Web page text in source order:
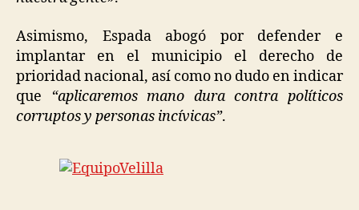
Asimismo, Espada abogó por defender e
implantar en el municipio el derecho de
prioridad nacional, así como no dudo en indicar
que
“aplicaremos mano dura contra políticos
corruptos y personas incívicas”.